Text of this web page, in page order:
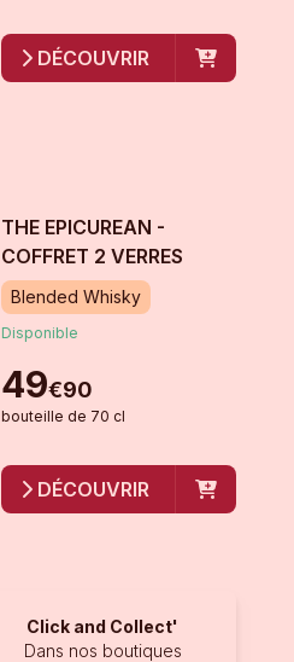
DÉCOUVRIR
THE EPICUREAN -
COFFRET 2 VERRES
Blended Whisky
Disponible
49€90
bouteille de 70 cl
DÉCOUVRIR
Click and Collect'
Dans nos boutiques